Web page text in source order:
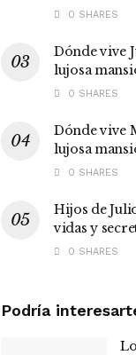
0 SHARES
Dónde vive
lujosa
0 SHARES
Dónde vive
lujosa
0 SHARES
Hijos de
vidas y
0 SHARES
Podría